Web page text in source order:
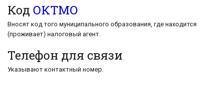
Код ОКТМО
Вносят код того муниципального образования, где находится
(проживает) налоговый агент.
Телефон для связи
Указывают контактный номер.